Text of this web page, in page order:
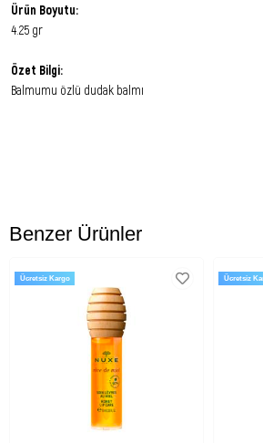
Ürün Boyutu:
4.25 gr
Özet Bilgi:
Balmumu özlü dudak balmı
Çatlayan ve kuruyan dudaklarınızın ihtiyacına göre
uygulayabilirsiniz.
Benzer Ürünler
Ücretsiz Kargo Ücretsiz